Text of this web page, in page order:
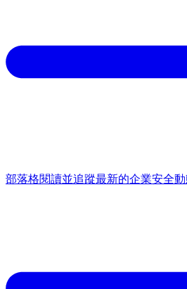
部落格閱讀並追蹤最新的企業安全